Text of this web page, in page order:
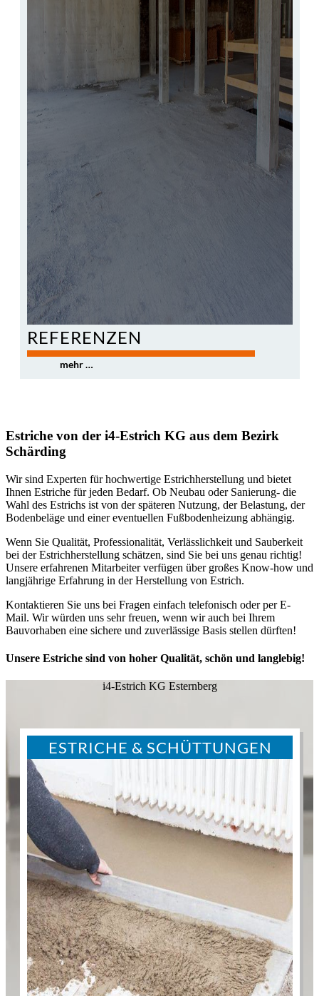
REFERENZEN
mehr …
Estriche von der i4-Estrich KG aus dem Bezirk
Schärding
Wir sind Experten für hochwertige Estrichherstellung und bietet
Ihnen Estriche für jeden Bedarf. Ob Neubau oder Sanierung- die
Wahl des Estrichs ist von der späteren Nutzung, der Belastung, der
Bodenbeläge und einer eventuellen Fußbodenheizung abhängig.
Wenn Sie Qualität, Professionalität, Verlässlichkeit und Sauberkeit
bei der Estrichherstellung schätzen, sind Sie bei uns genau richtig!
Unsere erfahrenen Mitarbeiter verfügen über großes Know-how und
langjährige Erfahrung in der Herstellung von Estrich.
Kontaktieren Sie uns bei Fragen einfach telefonisch oder per E-
Mail. Wir würden uns sehr freuen, wenn wir auch bei Ihrem
Bauvorhaben eine sichere und zuverlässige Basis stellen dürften!
Unsere Estriche sind von hoher Qualität, schön und langlebig!
i4-Estrich KG Esternberg
ESTRICHE & SCHÜTTUNGEN